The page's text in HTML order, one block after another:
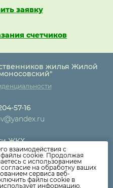
заявку
счетчиков
жилья Жилой
57-16
ЖКХ
взаимодействия с
файлы cookie. Продолжая
с использованием
на обработку ваших
сервиса веб-
файлы cookie в
информацию,